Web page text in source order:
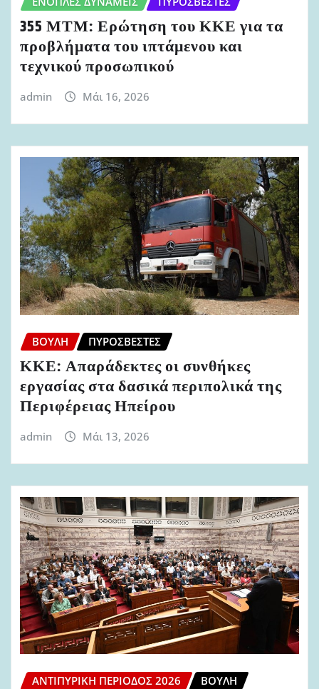
355 ΜΤΜ: Ερώτηση του ΚΚΕ για τα
προβλήματα του ιπτάμενου και
τεχνικού προσωπικού
admin Μάι 16, 2026
ΒΟΥΛΉ ΠΥΡΟΣΒΈΣΤΕΣ
ΚΚΕ: Απαράδεκτες οι συνθήκες
εργασίας στα δασικά περιπολικά της
Περιφέρειας Ηπείρου
admin Μάι 13, 2026
ΑΝΤΙΠΥΡΙΚΉ ΠΕΡΊΟΔΟΣ 2026
ΒΟΥΛΉ